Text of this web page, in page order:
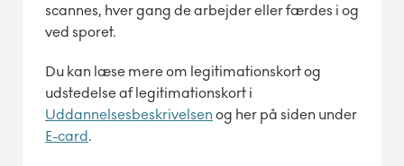
scannes, hver gang de arbejder eller færdes i og
ved sporet.
Du kan læse mere om legitimationskort og
udstedelse af legitimationskort i
Uddannelsesbeskrivelsen og her på siden under
E-card.